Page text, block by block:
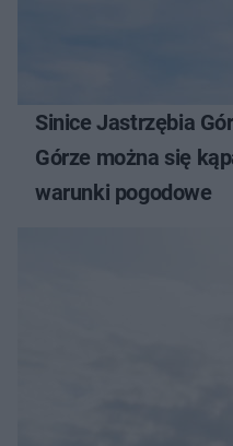
Sinice Jastrzębia
Górze można się
warunki pogodowe